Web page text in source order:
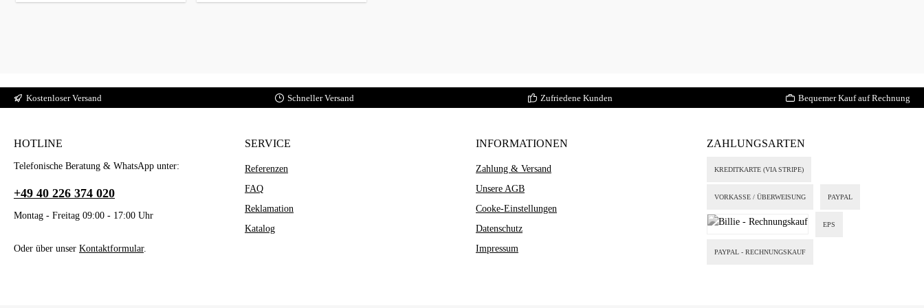
Kostenloser Versand Schneller Versand Zufriedene Kunden Bequemer Kauf auf Rechnung
HOTLINE
Telefonische Beratung & WhatsApp unter:
+49 40 226 374 020
Montag - Freitag 09:00 - 17:00 Uhr
Oder über unser Kontaktformular.
SERVICE
Referenzen
FAQ
Reklamation
Katalog
INFORMATIONEN
Zahlung & Versand
Unsere AGB
Cooke-Einstellungen
Datenschutz
Impressum
ZAHLUNGSARTEN
KREDITKARTE (VIA STRIPE)
VORKASSE / ÜBERWEISUNG PAYPAL
EPS
PAYPAL - RECHNUNGSKAUF
Alle akzeptieren